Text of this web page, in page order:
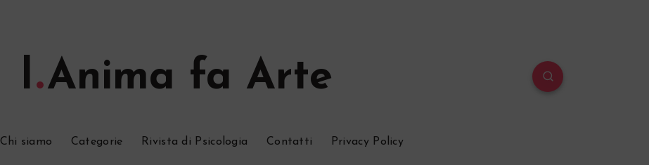
l Anima fa Arte
Chi siamo Categorie Rivista di Psicologia Contatti Privacy Policy